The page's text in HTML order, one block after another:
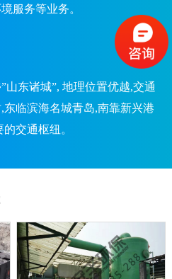
服务等业务。
东诸城”, 地理位置优越,交通
临滨海名城青岛,南靠新兴港
交通枢纽。